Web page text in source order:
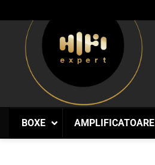
to
content
BOXE AMPLIFICATOARE